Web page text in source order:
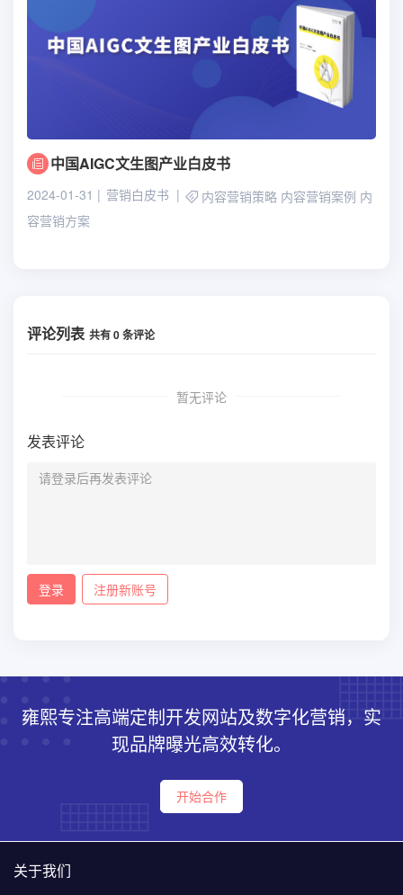
中国AIGC文生图产业白皮书
2024-01-31 营销白皮书 内容营销策略 内容营销案例 内
容营销方案
评论列表 共有0条评论
暂无评论
发表评论
登录 注册新账号
雍熙专注高端定制开发网站及数字化营销，实
现品牌曝光高效转化。
开始合作
关于我们